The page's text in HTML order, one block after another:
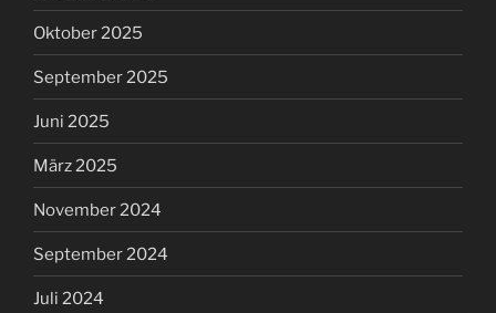
Oktober 2025
September 2025
Juni 2025
März 2025
November 2024
September 2024
Juli 2024